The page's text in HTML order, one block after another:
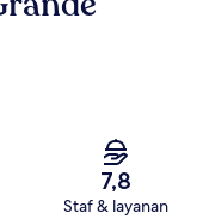
7,8
Staf & layanan